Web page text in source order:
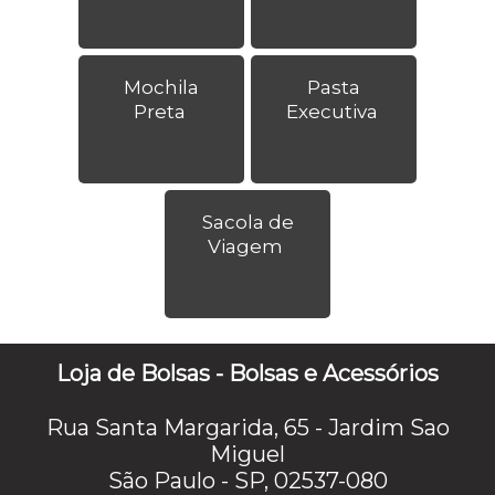
Mochila
Preta
Pasta
Executiva
Sacola de
Viagem
Loja de Bolsas - Bolsas e Acessórios
Rua Santa Margarida, 65 - Jardim Sao
Miguel
São Paulo - SP, 02537-080